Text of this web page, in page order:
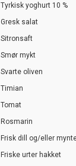
Tyrkisk yoghurt 10 %
Gresk salat
Sitronsaft
Smør mykt
Svarte oliven
Timian
Tomat
Rosmarin
Frisk dill og/eller
Friske urter hakket